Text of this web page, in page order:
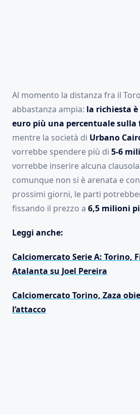
Al momento la distanza fra il
abbastanza ampia: la richiesta
euro più una percentuale
mentre la società di Urbano
vorrebbe spendere più di 5-6
vorrebbe inserire alcuna
comunque non si è arenata e
prossimi giorni, le parti
fissando il prezzo a 6,5 milioni
Leggi anche:
Calciomercato Serie A: Torino,
Atalanta su Joel Pereira
Calciomercato Torino, Zaza
l’attacco